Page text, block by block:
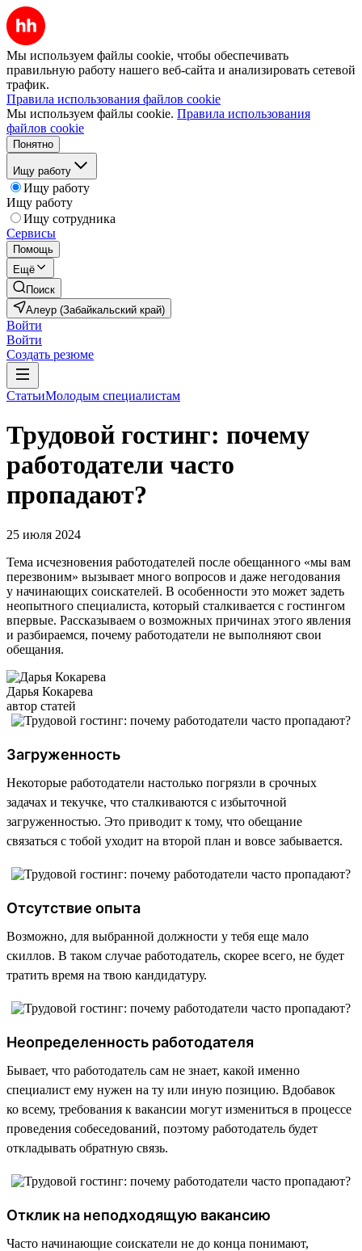
Мы используем файлы cookie, чтобы обеспечивать
правильную работу нашего веб-сайта и анализировать сетевой
трафик.
Правила использования файлов cookie
Мы используем файлы cookie. Правила использования
файлов cookie
Понятно
Ищу работу
Ищу работу
Ищу работу
Ищу сотрудника
Сервисы
Помощь
Ещё
Поиск
Алеур (Забайкальский край)
Войти
Войти
Создать резюме
СтатьиМолодым специалистам
Трудовой гостинг: почему
работодатели часто
пропадают?
25 июля 2024
Тема исчезновения работодателей после обещанного «мы вам
перезвоним» вызывает много вопросов и даже негодования
у начинающих соискателей. В особенности это может задеть
неопытного специалиста, который сталкивается с гостингом
впервые. Рассказываем о возможных причинах этого явления
и разбираемся, почему работодатели не выполняют свои
обещания.
Дарья Кокарева
автор статей
Загруженность
Некоторые работодатели настолько погрязли в срочных
задачах и текучке, что сталкиваются с избыточной
загруженностью. Это приводит к тому, что обещание
связаться с тобой уходит на второй план и вовсе забывается.
Отсутствие опыта
Возможно, для выбранной должности у тебя еще мало
скиллов. В таком случае работодатель, скорее всего, не будет
тратить время на твою кандидатуру.
Неопределенность работодателя
Бывает, что работодатель сам не знает, какой именно
специалист ему нужен на ту или иную позицию. Вдобавок
ко всему, требования к вакансии могут измениться в процессе
проведения собеседований, поэтому работодатель будет
откладывать обратную связь.
Отклик на неподходящую вакансию
Часто начинающие соискатели не до конца понимают,